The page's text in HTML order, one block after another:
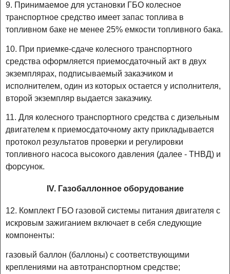
9. Принимаемое для установки ГБО колесное
транспортное средство имеет запас топлива в
топливном баке не менее 25% емкости топливного бака.
10. При приемке-сдаче колесного транспортного
средства оформляется приемосдаточный акт в двух
экземплярах, подписываемый заказчиком и
исполнителем, один из которых остается у исполнителя,
второй экземпляр выдается заказчику.
11. Для колесного транспортного средства с дизельным
двигателем к приемосдаточному акту прикладывается
протокол результатов проверки и регулировки
топливного насоса высокого давления (далее - ТНВД) и
форсунок.
IV. Газобаллонное оборудование
12. Комплект ГБО газовой системы питания двигателя с
искровым зажиганием включает в себя следующие
компоненты:
газовый баллон (баллоны) с соответствующими
креплениями на автотранспортном средстве;